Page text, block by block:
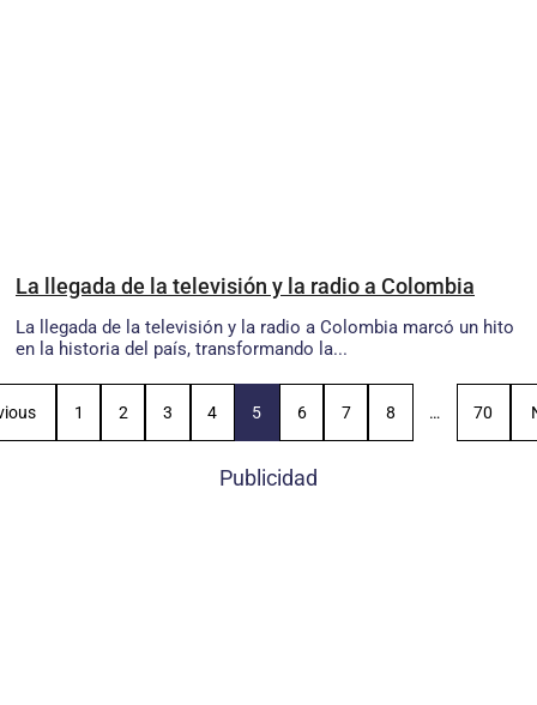
La llegada de la televisión y la radio a Colombia
La llegada de la televisión y la radio a Colombia marcó un hito
en la historia del país, transformando la...
1 2 3 4 5 6 7 8 … 70
Publicidad